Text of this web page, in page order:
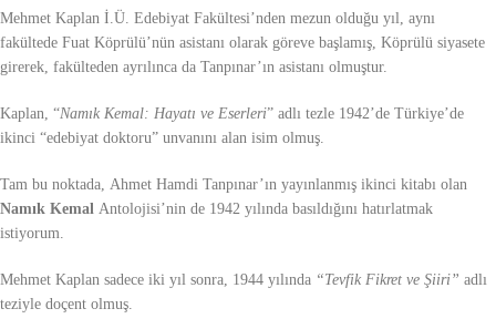
Mehmet Kaplan İ.Ü. Edebiyat Fakültesi’nden mezun olduğu yıl, aynı
fakültede Fuat Köprülü’nün asistanı olarak göreve başlamış, Köprülü siyasete
girerek, fakülteden ayrılınca da Tanpınar’ın asistanı olmuştur.
Kaplan, “Namık Kemal: Hayatı ve Eserleri” adlı tezle 1942’de Türkiye’de
ikinci “edebiyat doktoru” unvanını alan isim olmuş.
Tam bu noktada, Ahmet Hamdi Tanpınar’ın yayınlanmış ikinci kitabı olan
Namık Kemal Antolojisi’nin de 1942 yılında basıldığını hatırlatmak
istiyorum.
Mehmet Kaplan sadece iki yıl sonra, 1944 yılında “Tevfik Fikret ve Şiiri” adlı
teziyle doçent olmuş.